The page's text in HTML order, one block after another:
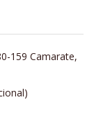
159 Camarate,